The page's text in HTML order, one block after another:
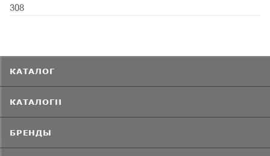
308
КАТАЛОГ
КАТАЛОГИ
БРЕНДЫ